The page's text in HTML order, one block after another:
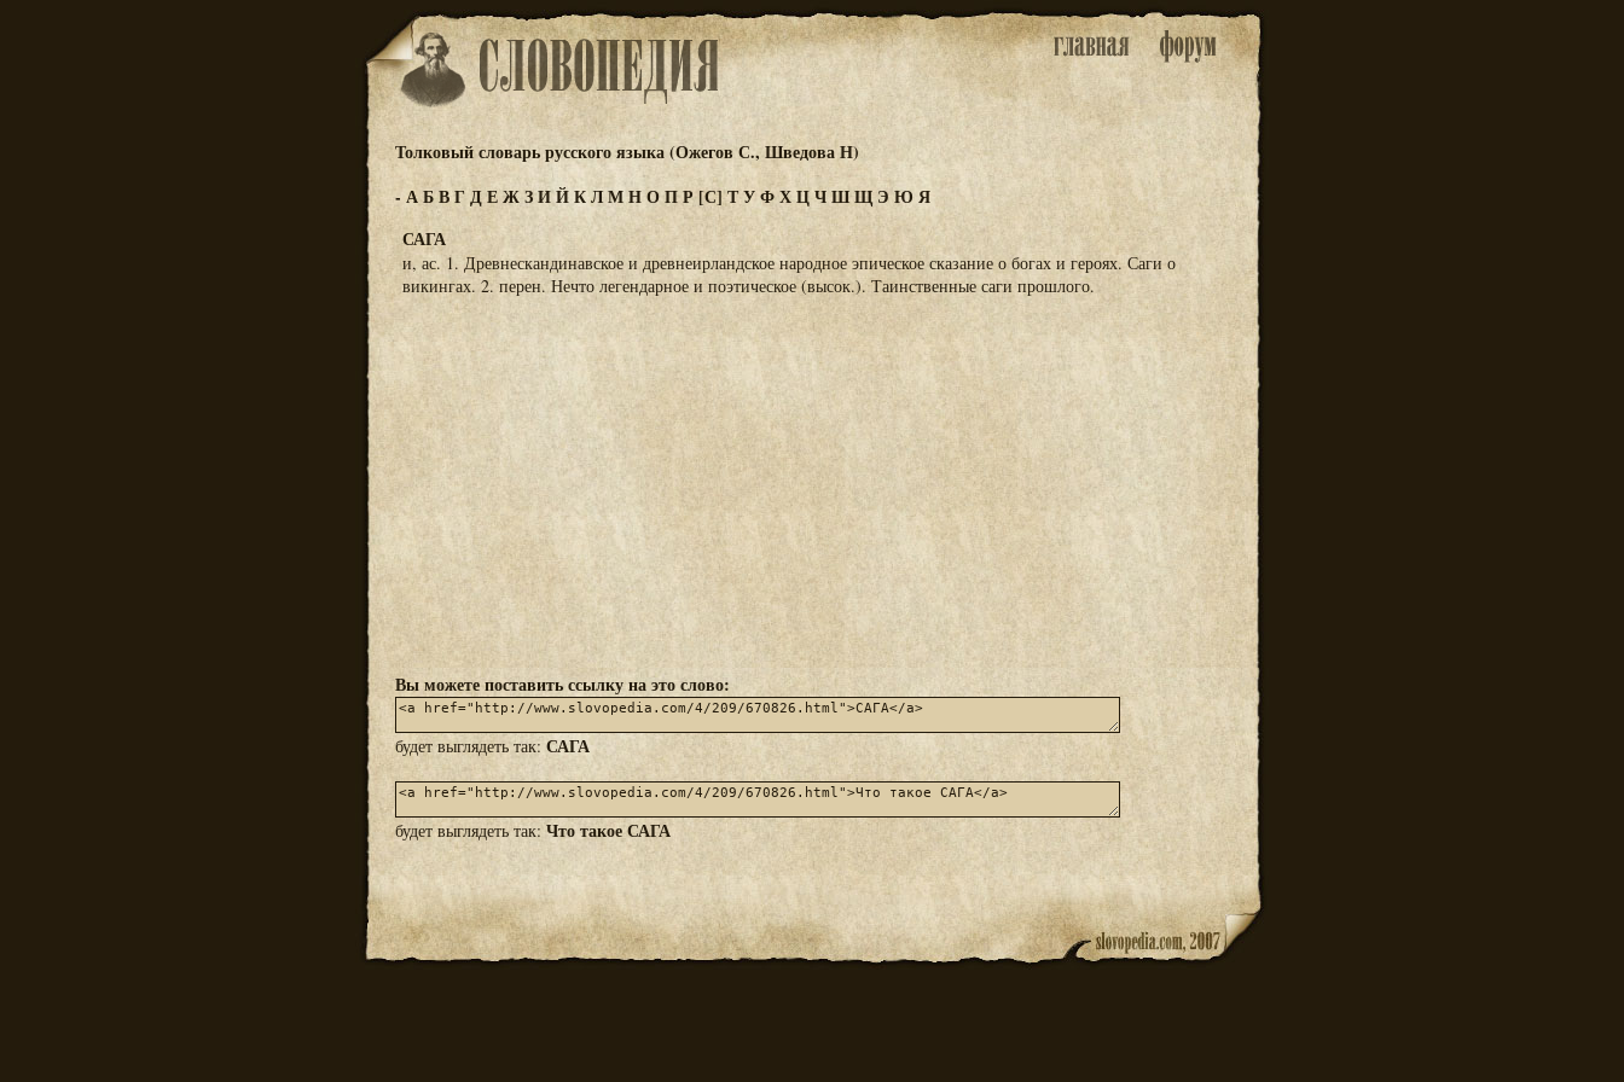
Толковый словарь русского языка (Ожегов С., Шведова Н)
-АБВГДЕЖЗИЙКЛМНОПР[С] ТУФХЦЧШЩЭ Ю Я
САГА
и, ас. 1. Древнескандинавское и древнеирландское народное эпическое сказание о богах и героях. Саги о
викингах. 2. перен. Нечто легендарное и поэтическое (высок.). Таинственные саги прошлого.
Вы можете поставить ссылку на это слово:
будет выглядеть так: САГА
будет выглядеть так:Что такое САГА